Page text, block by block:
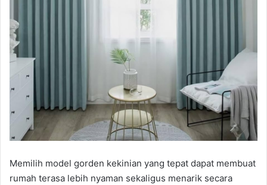
Memilih model gorden kekinian yang tepat dapat membuat
rumah terasa lebih nyaman sekaligus menarik secara